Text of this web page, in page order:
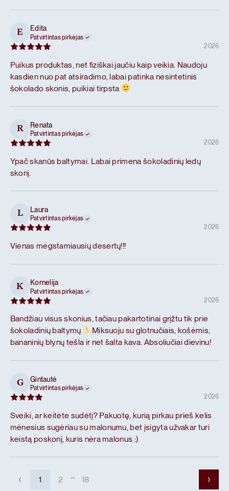
E Edita
Patvirtintas pirkėjas
2026
Puikus produktas, net fiziškai jaučiu kaip veikia. Naudoju
kasdien nuo pat atsiradimo, labai patinka nesintetinis
šokolado skonis, puikiai tirpsta
R Renata
Patvirtintas pirkėjas
2026
Ypač skanūs baltymai. Labai primena šokoladinių ledų
skonį.
L Laura
Patvirtintas pirkėjas
2026
Vienas mėgstamiausių desertų!!!
K Kornelija
Patvirtintas pirkėjas
2026
Bandžiau visus skonius, tačiau pakartotinai grįžtu tik prie
šokoladinių baltymų
Miksuoju su glotnučiais, košėmis,
bananinių blynų tešla ir net šalta kava. Absoliučiai dievinu!
G Gintautė
Patvirtintas pirkėjas
2026
Sveiki, ar keitėte sudėtį? Pakuotę, kurią pirkau prieš kelis
mėnesius sugėriau su malonumu, bet įsigyta užvakar turi
keistą poskonį, kuris nėra malonus :)
1 2 ... 18